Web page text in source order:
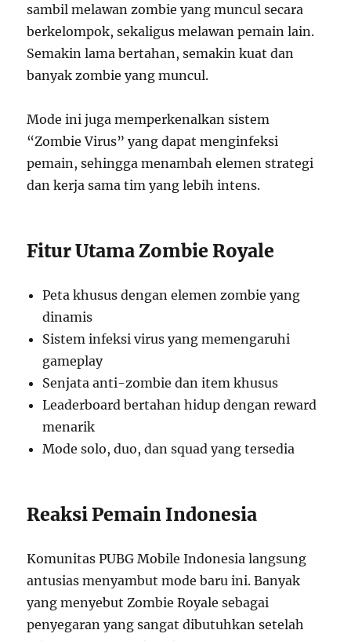
sambil melawan zombie yang muncul secara
berkelompok, sekaligus melawan pemain lain.
Semakin lama bertahan, semakin kuat dan
banyak zombie yang muncul.
Mode ini juga memperkenalkan sistem
“Zombie Virus” yang dapat menginfeksi
pemain, sehingga menambah elemen strategi
dan kerja sama tim yang lebih intens.
Fitur Utama Zombie Royale
Peta khusus dengan elemen zombie yang
dinamis
Sistem infeksi virus yang memengaruhi
gameplay
Senjata anti-zombie dan item khusus
Leaderboard bertahan hidup dengan reward
menarik
Mode solo, duo, dan squad yang tersedia
Reaksi Pemain Indonesia
Komunitas PUBG Mobile Indonesia langsung
antusias menyambut mode baru ini. Banyak
yang menyebut Zombie Royale sebagai
penyegaran yang sangat dibutuhkan setelah